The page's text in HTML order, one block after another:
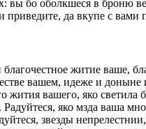
вы бо оболкшеся в броню
да вкупе с вами
житие ваше,
вашем, идеже и
жития вашего, яко
яко мзда ваша
звезды